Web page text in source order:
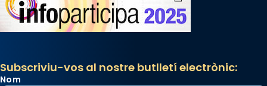
Subscriviu-vos al nostre butlletí electrònic:
Nom